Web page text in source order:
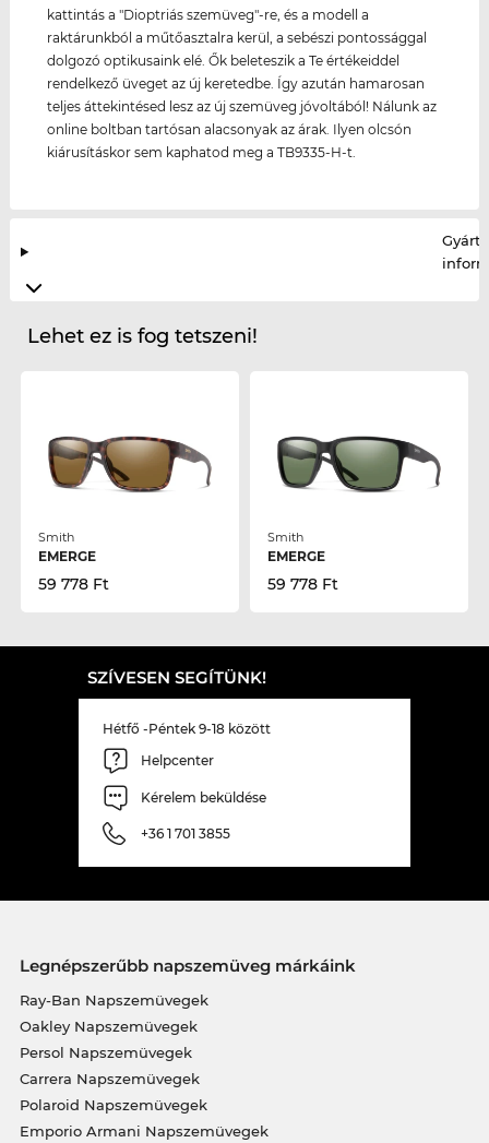
kattintás a "Dioptriás szemüveg"-re, és a modell a
raktárunkból a műtőasztalra kerül, a sebészi pontossággal
dolgozó optikusaink elé. Ők beleteszik a Te értékeiddel
rendelkező üveget az új keretedbe. Így azután hamarosan
teljes áttekintésed lesz az új szemüveg jóvoltából! Nálunk az
online boltban tartósan alacsonyak az árak. Ilyen olcsón
kiárusításkor sem kaphatod meg a TB9335-H-t.
Lehet ez is fog tetszeni!
Smith
EMERGE
59 778 Ft
Smith
EMERGE
59 778 Ft
SZÍVESEN SEGÍTÜNK!
Hétfő -Péntek 9-18 között
Helpcenter
Kérelem beküldése
+36 1 701 3855
Legnépszerűbb napszemüveg márkáink
Ray-Ban Napszemüvegek
Oakley Napszemüvegek
Persol Napszemüvegek
Carrera Napszemüvegek
Polaroid Napszemüvegek
Emporio Armani Napszemüvegek